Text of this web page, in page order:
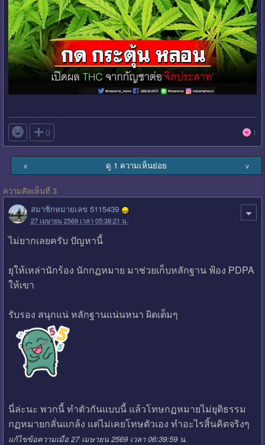
 0 1
∨ ดู 1 ความเห็นย่อย ∨
ความคิดเห็นที่ 3
สมาชิกหมายเลข 5115439
27 เมษายน 2569 เวลา 05:38:21 น.
ไม่ยากเลยครับ ปัญหานี้
ยุให้เหล่านักร้อง นักกฏหมาย มาช่วยเก็บหลักฐาน ฟ้อง PDPA
ให้เขา
รับรอง สนุกแน่ หลักฐานแน่นหนา ผิดเต็มๆ
นี่ล่ะนะ พวกนี้ ทำตัวกันแบบนี้ แล้วโทษกฏหมายไม่ยุติธรรม
กฏหมายกลั่นแกล้ง แต่ไม่เคยโทษตัวเอง ทำอะไรสิ้นคิดจริงๆ
แก้ไขข้อความเมื่อ 27 เมษายน 2569 เวลา 06:39:59 น.